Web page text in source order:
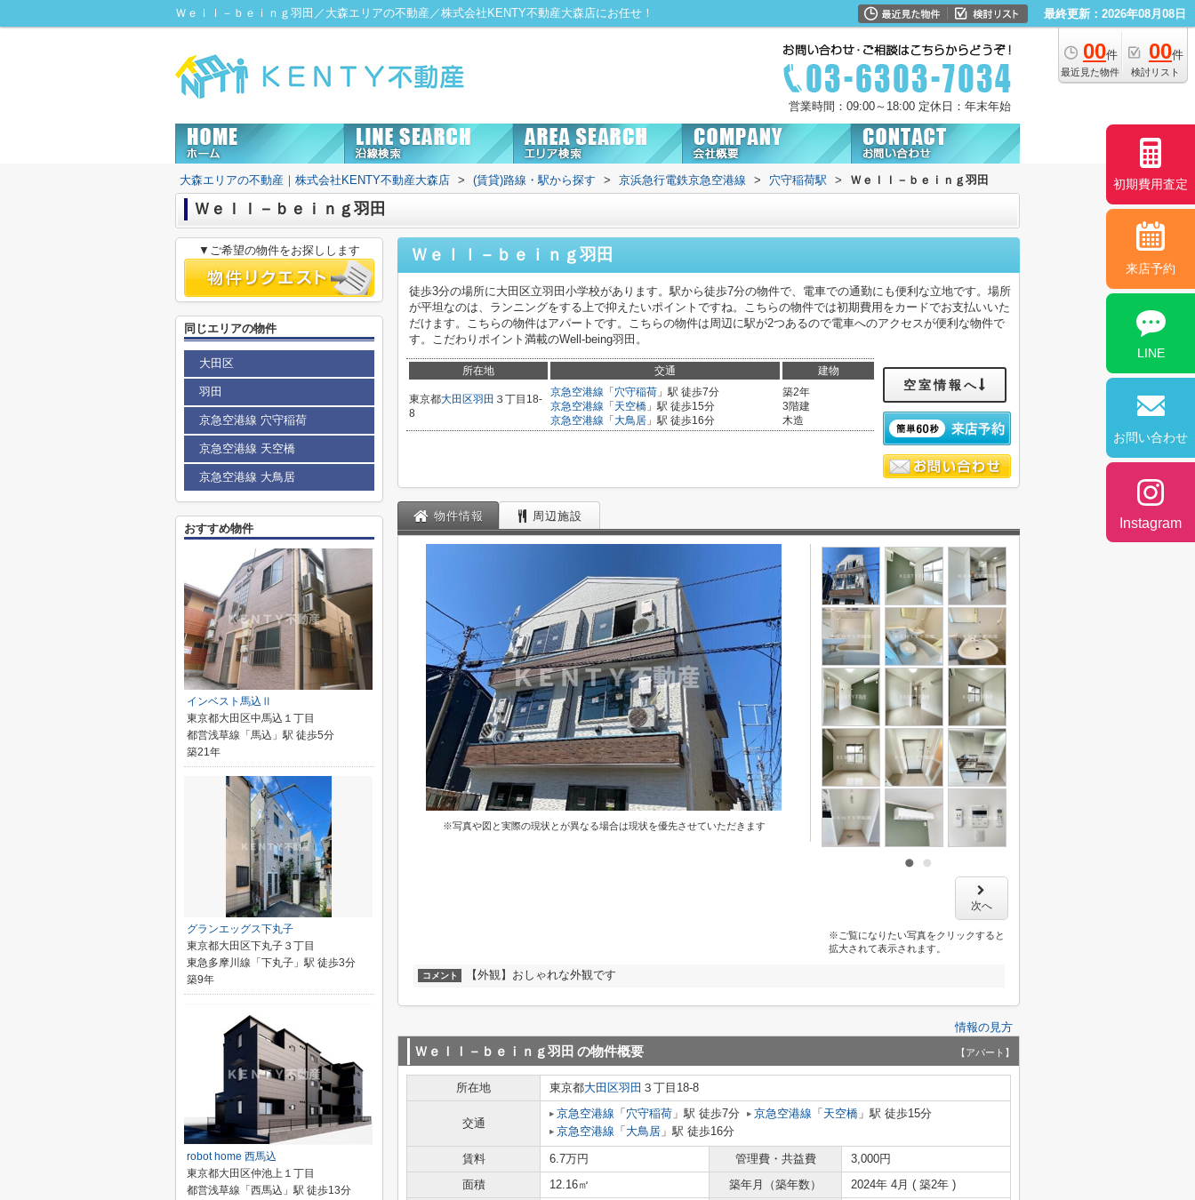
Ｗｅｌｌ－ｂｅｉｎｇ羽田／大森エリアの不動産／株式会社KENTY不動産大森店にお任せ！ 最終更新：2026年08月08日
00件
最近見た物件
00件
検討リスト
営業時間：09:00～18:00 定休日：年末年始
大森エリアの不動産｜株式会社KENTY不動産大森店 > (賃貸)路線・駅から探す > 京浜急行電鉄京急空港線 > 穴守稲荷駅 > Ｗｅｌｌ－ｂｅｉｎｇ羽田
Ｗｅｌｌ－ｂｅｉｎｇ羽田
Ｗｅｌｌ－ｂｅｉｎｇ羽田
徒歩3分の場所に大田区立羽田小学校があります。駅から徒歩7分の物件で、電車での通勤にも便利な立地です。場所
が平坦なのは、ランニングをする上で抑えたいポイントですね。こちらの物件では初期費用をカードでお支払いいた
だけます。こちらの物件はアパートです。こちらの物件は周辺に駅が2つあるので電車へのアクセスが便利な物件で
す。こだわりポイント満載のWell-being羽田。
所在地 交通 建物
東京都大田区羽田 ３丁目18-
8
京急空港線 「 穴守稲荷 」駅 徒歩7分
京急空港線 「 天空橋 」駅 徒歩15分
京急空港線 「 大鳥居 」駅 徒歩16分
築2年
3階建
木造
空室情報へ
物件情報 周辺施設
※写真や図と実際の現状とが異なる場合は現状を優先させていただきます
次へ
※ご覧になりたい写真をクリックすると
拡大されて表示されます。
コメント 【外観】おしゃれな外観です
情報の見方
Ｗｅｌｌ－ｂｅｉｎｇ羽田 の物件概要 【アパート】
所在地 東京都大田区羽田 ３丁目18-8
交通
京急空港線 「 穴守稲荷 」駅 徒歩7分 京急空港線 「 天空橋 」駅 徒歩15分
京急空港線 「 大鳥居 」駅 徒歩16分
賃料 6.7万円 管理費・共益費
3,000円
面積
12.16㎡ 築年月（築年数）
2024年 4月 ( 築2年 )
▼ご希望の物件をお探しします
同じエリアの物件
大田区
羽田
京急空港線 穴守稲荷
京急空港線 天空橋
京急空港線 大鳥居
おすすめ物件
インベスト馬込Ⅱ
東京都大田区中馬込１丁目
都営浅草線「馬込」駅 徒歩5分
築21年
グランエッグス下丸子
東京都大田区下丸子３丁目
東急多摩川線「下丸子」駅 徒歩3分
築9年
robot home 西馬込
東京都大田区仲池上１丁目
都営浅草線「西馬込」駅 徒歩13分
初期費用査定
来店予約
LINE
お問い合わせ
Instagram